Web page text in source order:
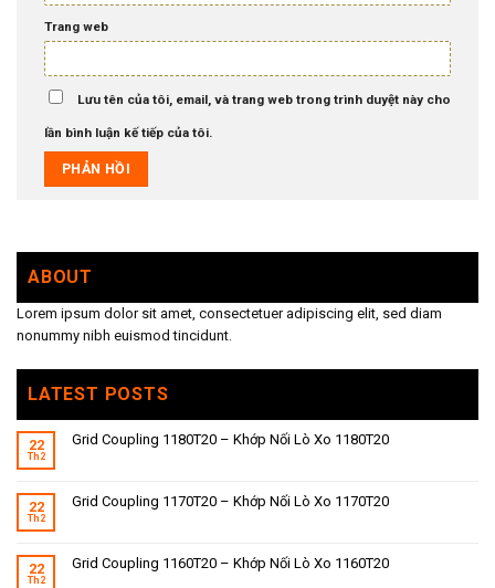
Trang web
Lưu tên của tôi, email, và trang web trong trình duyệt này cho
lần bình luận kế tiếp của tôi.
ABOUT
Lorem ipsum dolor sit amet, consectetuer adipiscing elit, sed diam
nonummy nibh euismod tincidunt.
LATEST POSTS
22
Th2
Grid Coupling 1180T20 – Khớp Nối Lò Xo 1180T20
22
Th2
Grid Coupling 1170T20 – Khớp Nối Lò Xo 1170T20
22
Th2
Grid Coupling 1160T20 – Khớp Nối Lò Xo 1160T20